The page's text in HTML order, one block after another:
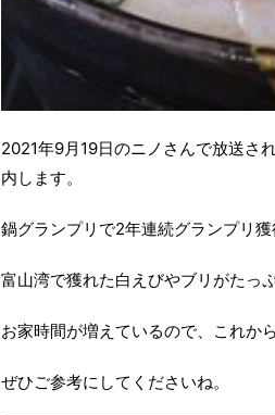
2021年9月19日のニノさんで放送さ
内します。
鍋グランプリで2年連続グランプリ獲
富山湾で獲れた白えびやブリがたっ
お家時間が増えているので、これか
ぜひご参考にしてくださいね。